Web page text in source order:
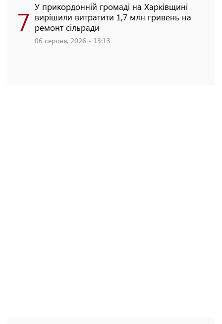
7 У прикордонній громаді на Харківщині
вирішили витратити 1,7 млн гривень на
ремонт сільради
06 серпня, 2026 - 13:13